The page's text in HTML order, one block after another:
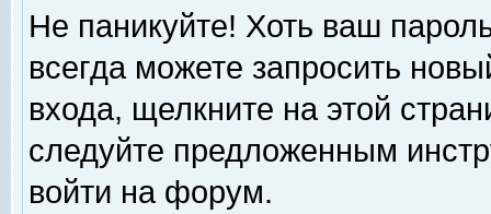
Не паникуйте! Хоть ваш
всегда можете запросить
входа, щелкните на этой
следуйте предложенным
войти на форум.